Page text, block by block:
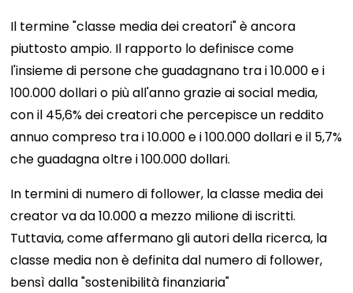
Il termine "classe media dei creatori" è ancora
piuttosto ampio. Il rapporto lo definisce come
l'insieme di persone che guadagnano tra i 10.000 e i
100.000 dollari o più all'anno grazie ai social media,
con il 45,6% dei creatori che percepisce un reddito
annuo compreso tra i 10.000 e i 100.000 dollari e il 5,7%
che guadagna oltre i 100.000 dollari.
In termini di numero di follower, la classe media dei
creator va da 10.000 a mezzo milione di iscritti.
Tuttavia, come affermano gli autori della ricerca, la
classe media non è definita dal numero di follower,
bensì dalla "sostenibilità finanziaria"